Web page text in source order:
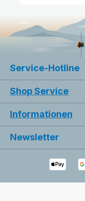
Service-Hotline
Shop Service
Informationen
Newsletter
Bilder ausblenden